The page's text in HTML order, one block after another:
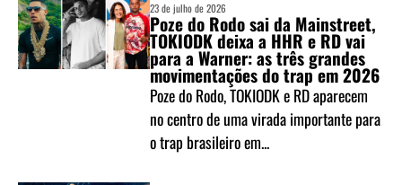
23 de julho de 2026
Poze do Rodo sai da Mainstreet,
TOKIODK deixa a HHR e RD vai
para a Warner: as três grandes
movimentações do trap em 2026
Poze do Rodo, TOKIODK e RD aparecem
no centro de uma virada importante para
o trap brasileiro em...